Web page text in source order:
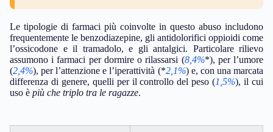
Le tipologie di farmaci più coinvolte in questo abuso includono
frequentemente le benzodiazepine, gli antidolorifici oppioidi come
l’ossicodone e il tramadolo, e gli antalgici. Particolare rilievo
assumono i farmaci per dormire o rilassarsi (8,4%*), per l’umore
(2,4%), per l’attenzione e l’iperattività (*2,1%) e, con una marcata
differenza di genere, quelli per il controllo del peso (1,5%), il cui
uso è più che triplo tra le ragazze.